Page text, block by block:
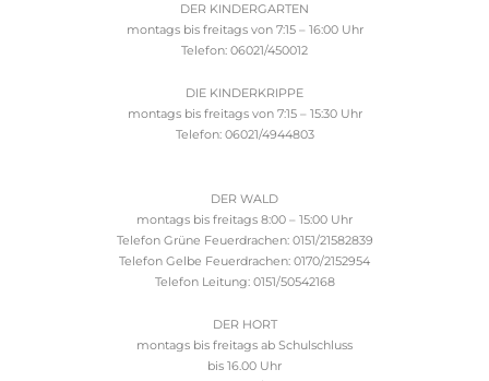
DER KINDERGARTEN
montags bis freitags von 7:15 – 16:00 Uhr
Telefon: 06021/450012
DIE KINDERKRIPPE
montags bis freitags von 7:15 – 15:30 Uhr
Telefon: 06021/4944803
DER WALD
montags bis freitags 8:00 – 15:00 Uhr
Telefon Grüne Feuerdrachen: 0151/21582839
Telefon Gelbe Feuerdrachen: 0170/2152954
Telefon Leitung: 0151/50542168
DER HORT
montags bis freitags ab Schulschluss
bis 16.00 Uhr